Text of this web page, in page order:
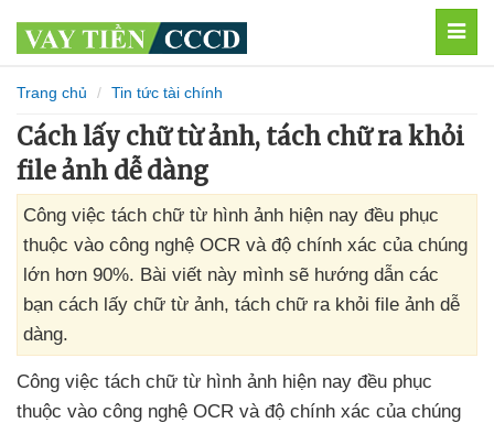
Trang chủ Tin tức tài chính
Cách lấy chữ từ ảnh, tách chữ ra khỏi
file ảnh dễ dàng
Công việc tách chữ từ hình ảnh hiện nay đều phục
thuộc vào công nghệ OCR và độ chính xác của chúng
lớn hơn 90%. Bài viết này mình sẽ hướng dẫn các
bạn cách lấy chữ từ ảnh, tách chữ ra khỏi file ảnh dễ
dàng.
Công việc tách chữ từ hình ảnh hiện nay đều phục
thuộc vào công nghệ OCR và độ chính xác của chúng